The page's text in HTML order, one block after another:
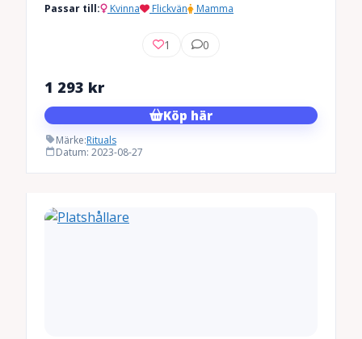
Passar till: Kvinna Flickvän Mamma
1 0
1 293 kr
Köp här
Märke:Rituals
Datum: 2023-08-27